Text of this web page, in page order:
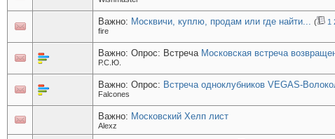
Важно: Москвичи, куплю, продам или где найти... ( 1
fire
Важно: Опрос: Встреча Московская встреча
Р.С.Ю.
Важно: Опрос: Встреча одноклубников VEGAS-
Falcones
Важно: Московский Хелп лист
Alexz